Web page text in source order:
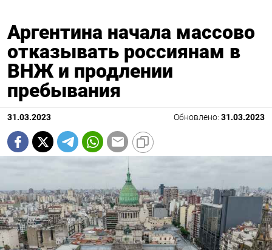
Аргентина начала массово
отказывать россиянам в
ВНЖ и продлении
пребывания
31.03.2023 Обновлено: 31.03.2023